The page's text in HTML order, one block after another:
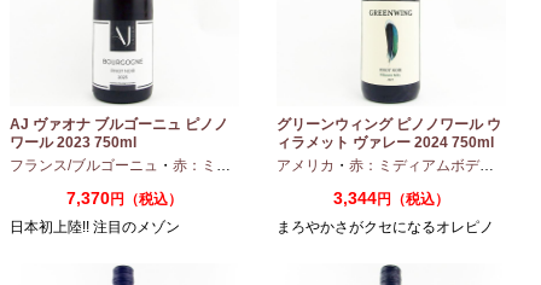
AJ ヴァオナ ブルゴーニュ ピノノ
ワール 2023 750ml
フランス/ブルゴーニュ ・ 赤：ミディアムボディ ・ ピノノワール
7,370円（税込）
日本初上陸!! 注目のメゾン
グリーンウィング ピノノワール ウ
ィラメット ヴァレー 2024 750ml
アメリカ ・ 赤：ミディアムボディ
3,344円（税込）
まろやかさがクセになるオレピノ